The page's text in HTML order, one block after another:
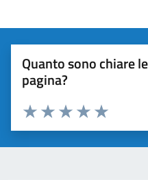
Quanto sono chiare
pagina?
Valuta da 1 a 5 stelle la pagina
Valuta 5
Valuta 4 stelle
Valuta 3 stelle su 5
Valuta 2 stelle su 5
Valuta 1 stelle su 5